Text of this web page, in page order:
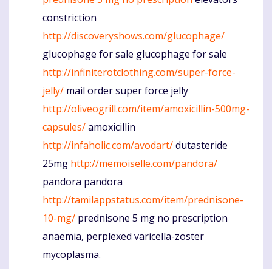
constriction
http://discoveryshows.com/glucophage/
glucophage for sale glucophage for sale
http://infiniterotclothing.com/super-force-
jelly/ mail order super force jelly
http://oliveogrill.com/item/amoxicillin-500mg-
capsules/amoxicillin
http://infaholic.com/avodart/dutasteride
25mg http://memoiselle.com/pandora/
pandora pandora
http://tamilappstatus.com/item/prednisone-
10-mg/ prednisone 5 mg no prescription
anaemia, perplexed varicella-zoster
mycoplasma.